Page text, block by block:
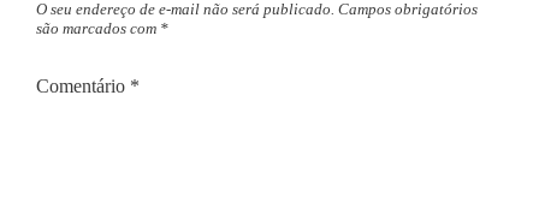
O seu endereço de e-mail não será publicado. Campos obrigatórios
são marcados com *
Comentário *